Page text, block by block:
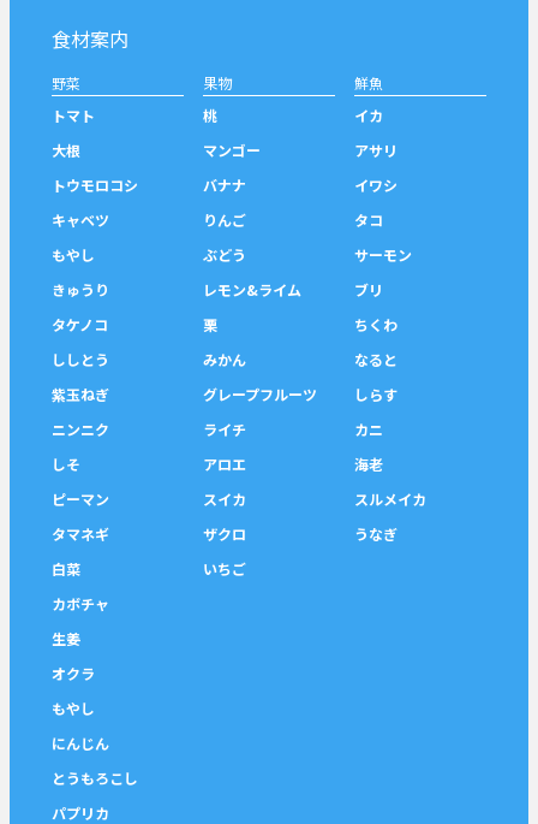
食材案内
野菜
トマト
大根
トウモロコシ
キャベツ
もやし
きゅうり
タケノコ
ししとう
紫玉ねぎ
ニンニク
しそ
ピーマン
タマネギ
白菜
カボチャ
生姜
オクラ
もやし
にんじん
とうもろこし
パプリカ
果物
桃
マンゴー
バナナ
りんご
ぶどう
レモン&ライム
栗
みかん
グレープフルーツ
ライチ
アロエ
スイカ
ザクロ
いちご
鮮魚
イカ
アサリ
イワシ
タコ
サーモン
ブリ
ちくわ
なると
しらす
カニ
海老
スルメイカ
うなぎ